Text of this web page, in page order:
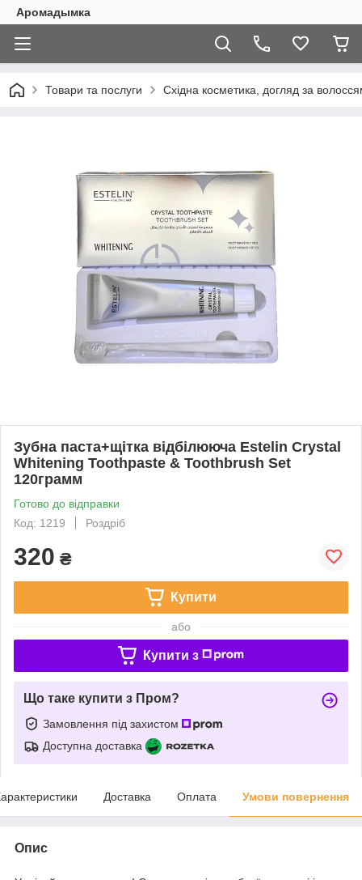
Аромадымка
Товари та послуги Східна косметика, догляд за
Зубна паста+щітка відбілююча Estelin Crystal
Whitening Toothpaste & Toothbrush Set
120грамм
Готово до відправки
Код: 1219
Роздріб
320 ₴
Купити
або
Купити з
Що таке купити з Пром?
Замовлення під захистом
Доступна доставка
Доставка Оплата Умови повернення
Опис